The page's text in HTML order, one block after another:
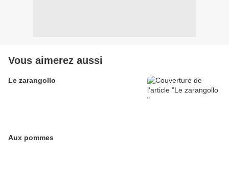
Vous aimerez aussi
Le zarangollo
Aux pommes